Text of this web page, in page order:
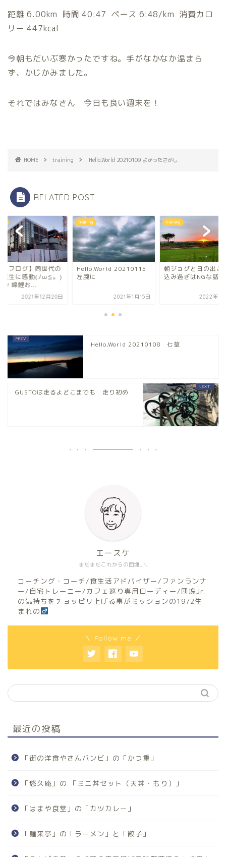
距離 6.00km 時間 40:47 ペース 6:48/km 消費カロ
リー 447kcal
今朝もだいぶ寒かったですね。手がなかなか温まら
ず、かじかみました。
それではみなさん 今日も良い週末を！
HOME training Hello,World 20210109 よかったさがし
RELATED POST
イフログ】同世代の
誕生に感動(ﾉω≦。)
ﾝ 錦鯉お...
2021年12月20日
training
Hello,World 20210115
左腕に
2021年1月15日
training
朝ジョグと日の出と
込み過ぎはNGな話
2022年9
Hello,World 20210108 七草
GUSTOは走るよどこまでも 走り初め
まだまだこれからの団塊Jr.
エースケ
コーチング・コーチ/食生活アドバイザー/ファンランナ
ー/自宅トレーニー/カフェ巡り専用ローディー/団塊Jr.
の気持ちをチョッピリ上げる事がミッションの1972生
まれの
＼ Follow me ／
最近の投稿
「街の洋食やさんバンビ」の「かつ重」
「悠久庵」の 「ミニ丼セット（天丼・もり）」
「はまや食堂」の「カツカレー」
「麺来亭」の「ラーメン」と「餃子」